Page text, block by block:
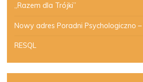
„Razem dla Trójki”
Nowy adres Poradni Psychologiczno
RESQL